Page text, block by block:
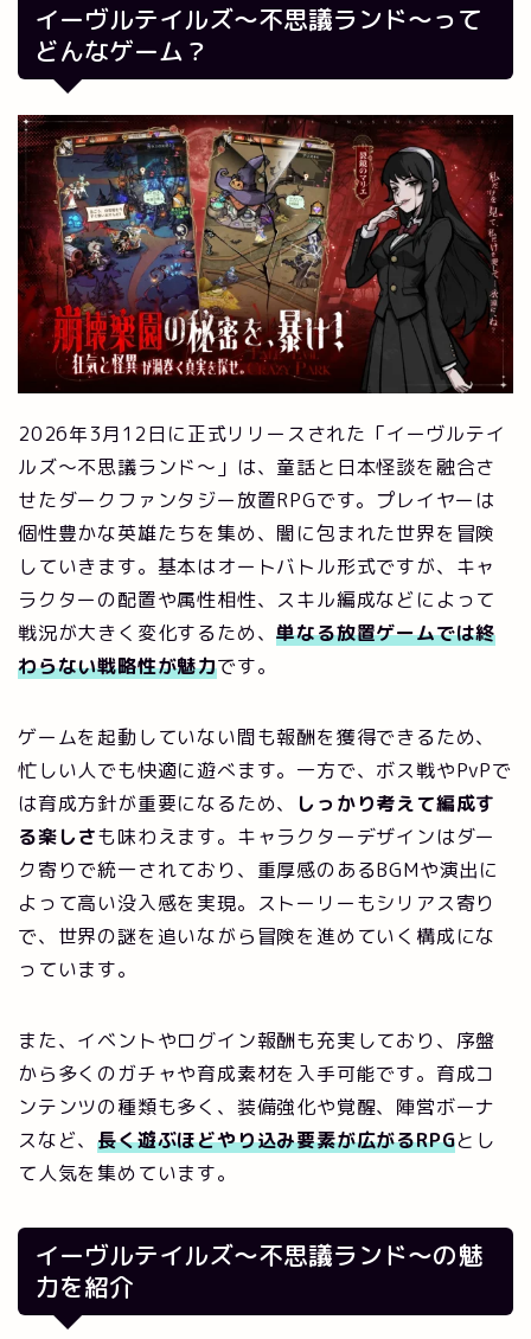
イーヴルテイルズ～不思議ランド～って
どんなゲーム？
2026年3月12日に正式リリースされた「イーヴルテイ
ルズ～不思議ランド～」は、童話と日本怪談を融合さ
せたダークファンタジー放置RPGです。プレイヤーは
個性豊かな英雄たちを集め、闇に包まれた世界を冒険
していきます。基本はオートバトル形式ですが、キャ
ラクターの配置や属性相性、スキル編成などによって
戦況が大きく変化するため、単なる放置ゲームでは終
わらない戦略性が魅力です。
ゲームを起動していない間も報酬を獲得できるため、
忙しい人でも快適に遊べます。一方で、ボス戦やPvPで
は育成方針が重要になるため、
しっかり考えて編成す
る楽しさも味わえます。キャラクターデザインはダー
ク寄りで統一されており、重厚感のあるBGMや演出に
よって高い没入感を実現。ストーリーもシリアス寄り
で、世界の謎を追いながら冒険を進めていく構成にな
っています。
また、イベントやログイン報酬も充実しており、序盤
から多くのガチャや育成素材を入手可能です。育成コ
ンテンツの種類も多く、装備強化や覚醒、陣営ボーナ
スなど、長く遊ぶほどやり込み要素が広がるRPGとし
て人気を集めています。
イーヴルテイルズ～不思議ランド～の魅
力を紹介